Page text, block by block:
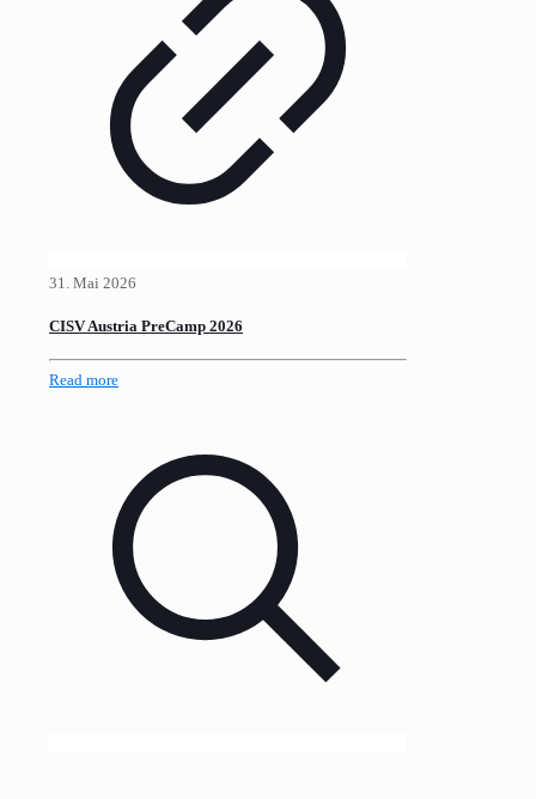
31. Mai 2026
CISV Austria PreCamp 2026
Read more